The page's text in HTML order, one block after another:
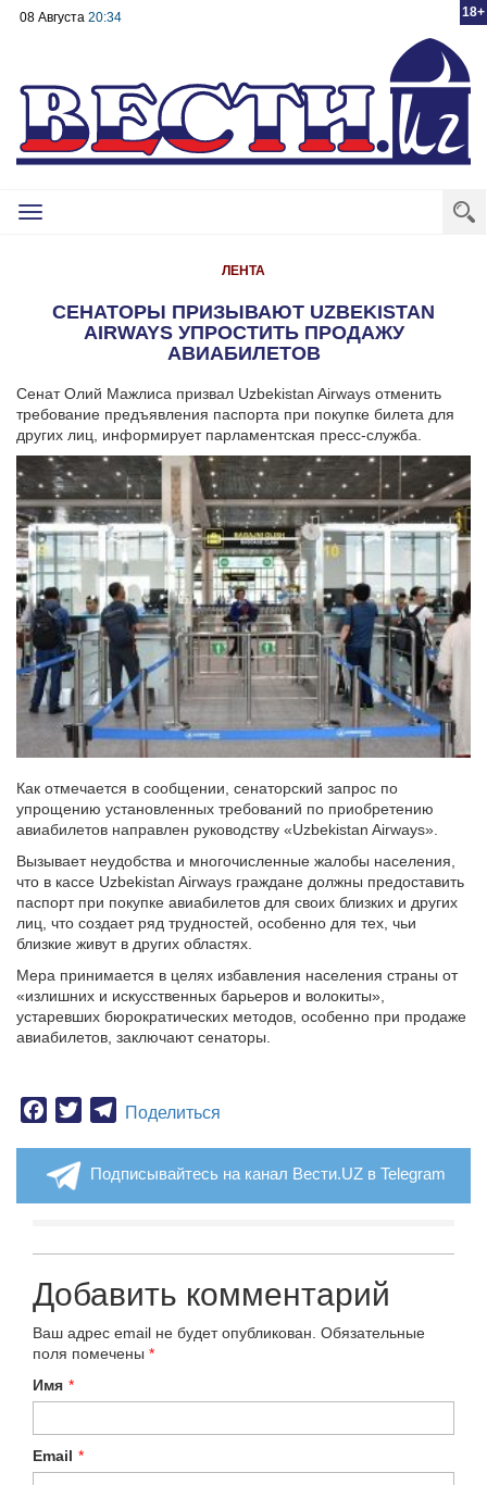
18+
08 Августа 20:34
Toggle
ЛЕНТА
СЕНАТОРЫ ПРИЗЫВАЮТ UZBEKISTAN
AIRWAYS УПРОСТИТЬ ПРОДАЖУ
АВИАБИЛЕТОВ
Сенат Олий Мажлиса призвал Uzbekistan Airways отменить
требование предъявления паспорта при покупке билета для
других лиц, информирует парламентская пресс-служба.
Как отмечается в сообщении, сенаторский запрос по
упрощению установленных требований по приобретению
авиабилетов направлен руководству «Uzbekistan Airways».
Вызывает неудобства и многочисленные жалобы населения,
что в кассе Uzbekistan Airways граждане должны предоставить
паспорт при покупке авиабилетов для своих близких и других
лиц, что создает ряд трудностей, особенно для тех, чьи
близкие живут в других областях.
Мера принимается в целях избавления населения страны от
«излишних и искусственных барьеров и волокиты»,
устаревших бюрократических методов, особенно при продаже
авиабилетов, заключают сенаторы.
Facebook
TwitterTelegram
Поделиться
Подписывайтесь на канал Вести.UZ в Telegram
Добавить комментарий
Ваш адрес email не будет опубликован. Обязательные
поля помечены *
Имя *
Email *